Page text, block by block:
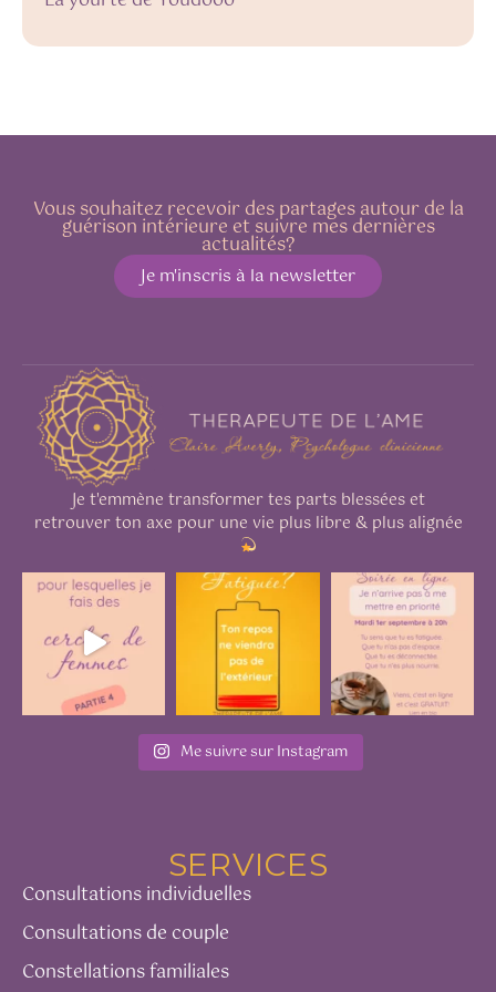
Vous souhaitez recevoir des partages autour de la
guérison intérieure et suivre mes dernières
actualités?
Je m'inscris à la newsletter
Je t'emmène transformer tes parts blessées et
retrouver ton axe pour une vie plus libre & plus alignée
Me suivre sur Instagram
SERVICES
Consultations individuelles
Consultations de couple
Constellations familiales